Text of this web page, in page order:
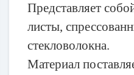
Представляет
листы,
стекловолокна.
Материал